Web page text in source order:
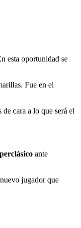
esta oportunidad se
Fue en el
cara a lo que será el
ante
jugador que